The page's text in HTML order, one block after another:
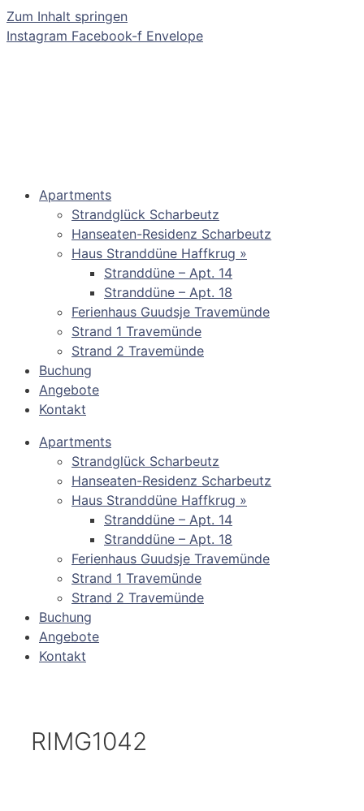
Zum Inhalt springen
Instagram Facebook-f Envelope
Apartments
Strandglück Scharbeutz
Hanseaten-Residenz Scharbeutz
Haus Stranddüne Haffkrug »
Stranddüne – Apt. 14
Stranddüne – Apt. 18
Ferienhaus Guudsje Travemünde
Strand 1 Travemünde
Strand 2 Travemünde
Buchung
Angebote
Kontakt
Apartments
Strandglück Scharbeutz
Hanseaten-Residenz Scharbeutz
Haus Stranddüne Haffkrug »
Stranddüne – Apt. 14
Stranddüne – Apt. 18
Ferienhaus Guudsje Travemünde
Strand 1 Travemünde
Strand 2 Travemünde
Buchung
Angebote
Kontakt
RIMG1042